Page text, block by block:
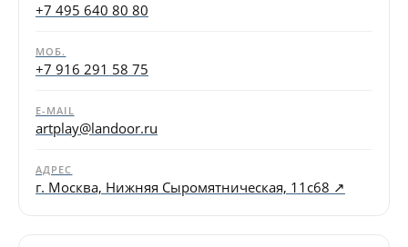
+7 495 640 80 80
МОБ.
+7 916 291 58 75
E-MAIL
artplay@landoor.ru
АДРЕС
г. Москва, Нижняя Сыромятническая, 11с68 ↗